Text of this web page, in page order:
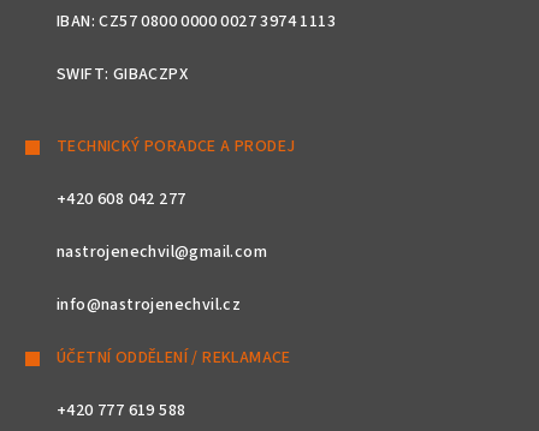
IBAN: CZ57 0800 0000 0027 3974 1113
SWIFT: GIBACZPX
TECHNICKÝ PORADCE A PRODEJ
+420 608 042 277
nastrojenechvil@gmail.com
info@nastrojenechvil.cz
ÚČETNÍ ODDĚLENÍ / REKLAMACE
+420 777 619 588